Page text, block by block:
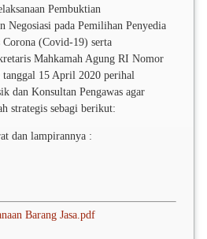
Pembuktian
pada Pemilihan Penyedia
(Covid-19) serta
Mahkamah Agung RI Nomor
15 April 2020 perihal
dan Konsultan Pengawas agar
strategis sebagi berikut:
dan lampirannya :
Barang Jasa.pdf